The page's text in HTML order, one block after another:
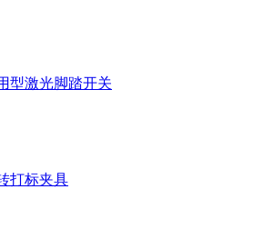
型激光脚踏开关
打标夹具